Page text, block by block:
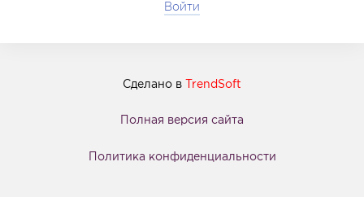
Войти
Сделано в TrendSoft
Полная версия сайта
Политика конфиденциальности